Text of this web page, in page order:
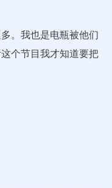
。我也是电瓶被他们
个节目我才知道要把